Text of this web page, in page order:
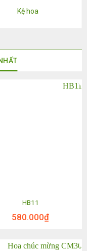
Kệ hoa
HB11
580.000₫